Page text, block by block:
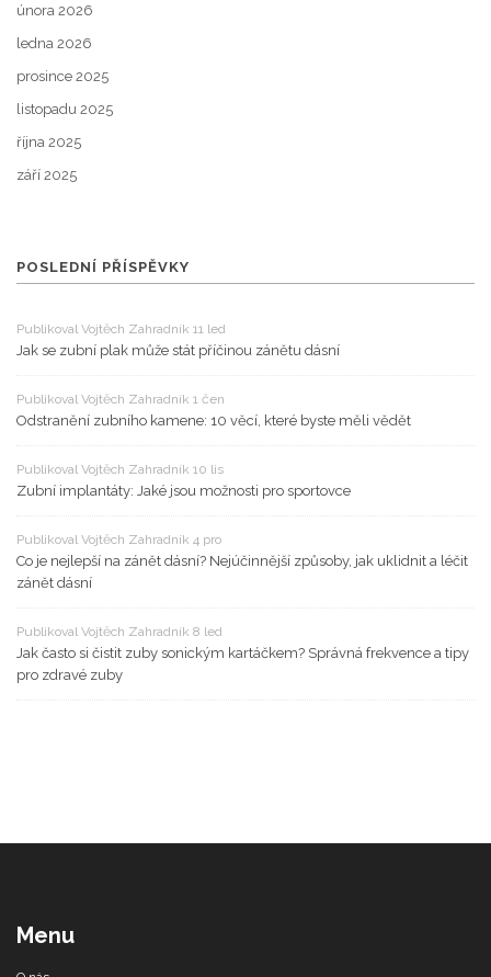
února 2026
ledna 2026
prosince 2025
listopadu 2025
října 2025
září 2025
POSLEDNÍ PŘÍSPĚVKY
Publikoval Vojtěch Zahradník 11 led
Jak se zubní plak může stát příčinou zánětu dásní
Publikoval Vojtěch Zahradník 1 čen
Odstranění zubního kamene: 10 věcí, které byste měli vědět
Publikoval Vojtěch Zahradník 10 lis
Zubní implantáty: Jaké jsou možnosti pro sportovce
Publikoval Vojtěch Zahradník 4 pro
Co je nejlepší na zánět dásní? Nejúčinnější způsoby, jak uklidnit a léčit
zánět dásní
Publikoval Vojtěch Zahradník 8 led
Jak často si čistit zuby sonickým kartáčkem? Správná frekvence a tipy
pro zdravé zuby
Menu